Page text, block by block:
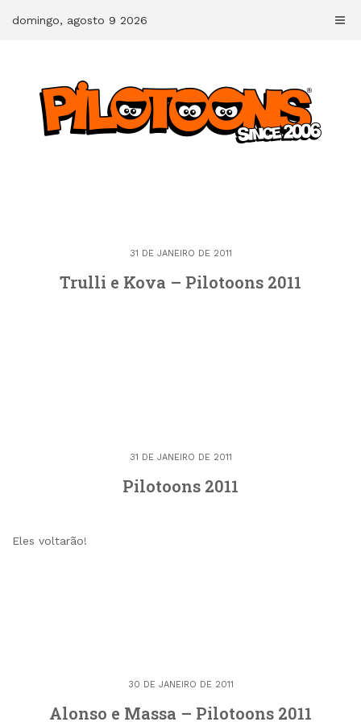
domingo, agosto 9 2026
31 DE JANEIRO DE 2011
Trulli e Kova – Pilotoons 2011
31 DE JANEIRO DE 2011
Pilotoons 2011
Eles voltarão!
30 DE JANEIRO DE 2011
Alonso e Massa – Pilotoons 2011